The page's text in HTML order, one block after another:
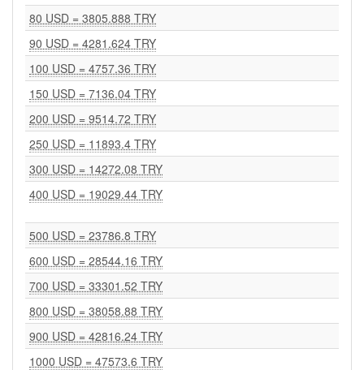
80 USD = 3805.888 TRY
90 USD = 4281.624 TRY
100 USD = 4757.36 TRY
150 USD = 7136.04 TRY
200 USD = 9514.72 TRY
250 USD = 11893.4 TRY
300 USD = 14272.08 TRY
400 USD = 19029.44 TRY
500 USD = 23786.8 TRY
600 USD = 28544.16 TRY
700 USD = 33301.52 TRY
800 USD = 38058.88 TRY
900 USD = 42816.24 TRY
1000 USD = 47573.6 TRY